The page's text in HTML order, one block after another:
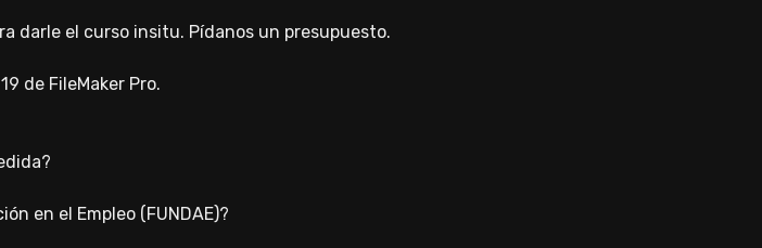
darle el curso insitu. Pídanos un presupuesto.
de FileMaker Pro.
en el Empleo (FUNDAE)?